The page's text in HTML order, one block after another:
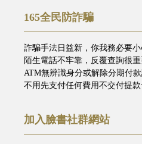
165全民防詐騙
詐騙手法日益新，你我務必要小
陌生電話不牢靠，反覆查詢很重
ATM無辨識身分或解除分期付
不用先支付任何費用不交付提
加入臉書社群網站